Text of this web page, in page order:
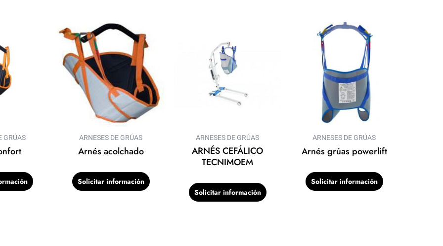
GRÚAS ARNESES DE GRÚAS
Arnés acolchado
Solicitar información
ARNESES DE GRÚAS
ARNÉS CEFÁLICO
TECNIMOEM
Solicitar información
ARNESES DE GRÚAS
Arnés grúas powerlift
Solicitar información